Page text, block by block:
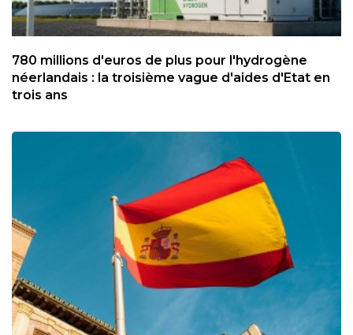
780 millions d'euros de plus pour l'hydrogène
néerlandais : la troisième vague d'aides d'Etat en
trois ans